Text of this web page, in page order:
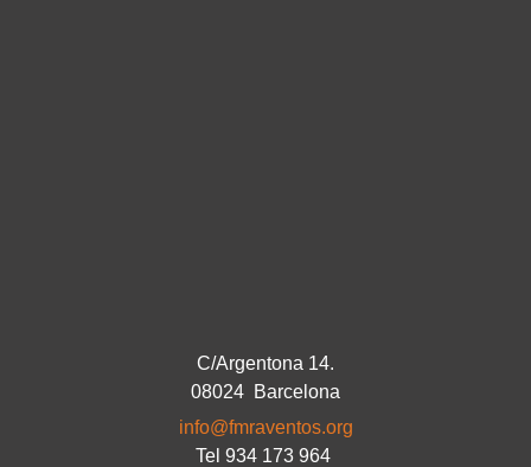
C/Argentona 14.
08024 Barcelona
info@fmraventos.org
Tel 934 173 964